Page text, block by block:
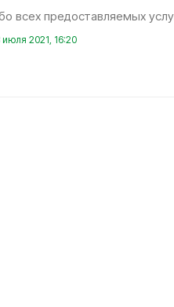
всех предоставляемых
июля 2021, 16:20